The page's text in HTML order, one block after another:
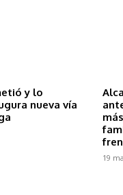
y lo
nueva vía
19